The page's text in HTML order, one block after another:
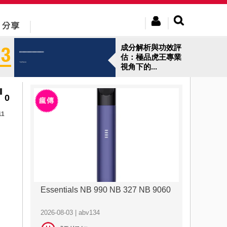
成分解析與功效評
估：極品虎王專業
視角下的...
0
Essentials NB 990 NB 327 NB 9060
2026-08-03 | abv134